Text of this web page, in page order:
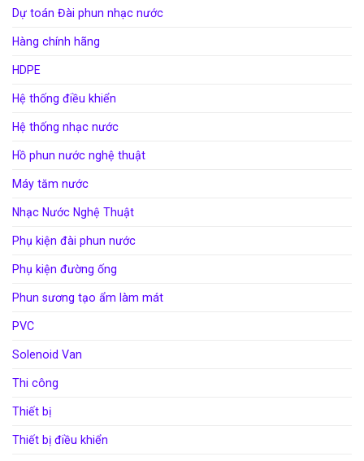
Dự toán Đài phun nhạc nước
Hàng chính hãng
HDPE
Hệ thống điều khiển
Hệ thống nhạc nước
Hồ phun nước nghệ thuật
Máy tăm nước
Nhạc Nước Nghệ Thuật
Phụ kiện đài phun nước
Phụ kiện đường ống
Phun sương tạo ẩm làm mát
PVC
Solenoid Van
Thi công
Thiết bị
Thiết bị điều khiển